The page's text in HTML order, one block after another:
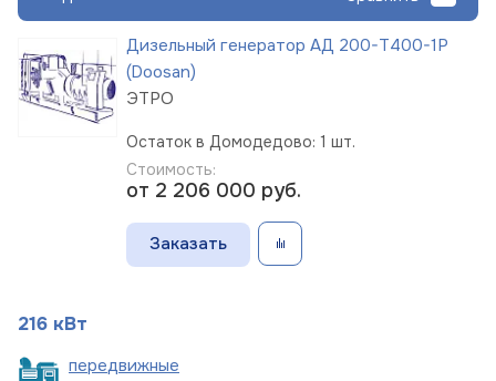
Дизельный генератор АД 200-Т400-1Р
(Doosan)
ЭТРО
Остаток в Домодедово: 1 шт.
Стоимость:
от 2 206 000 руб.
Заказать
216 кВт
передвижные